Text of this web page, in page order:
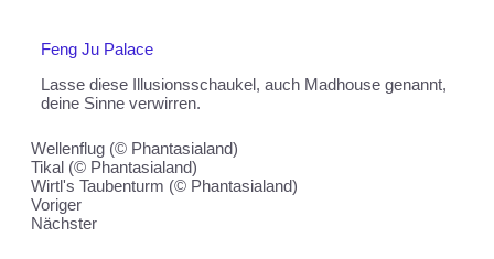
Feng Ju Palace
Lasse diese Illusionsschaukel, auch Madhouse genannt,
deine Sinne verwirren.
Wellenflug (© Phantasialand)
Tikal (© Phantasialand)
Wirtl's Taubenturm (© Phantasialand)
Voriger
Nächster